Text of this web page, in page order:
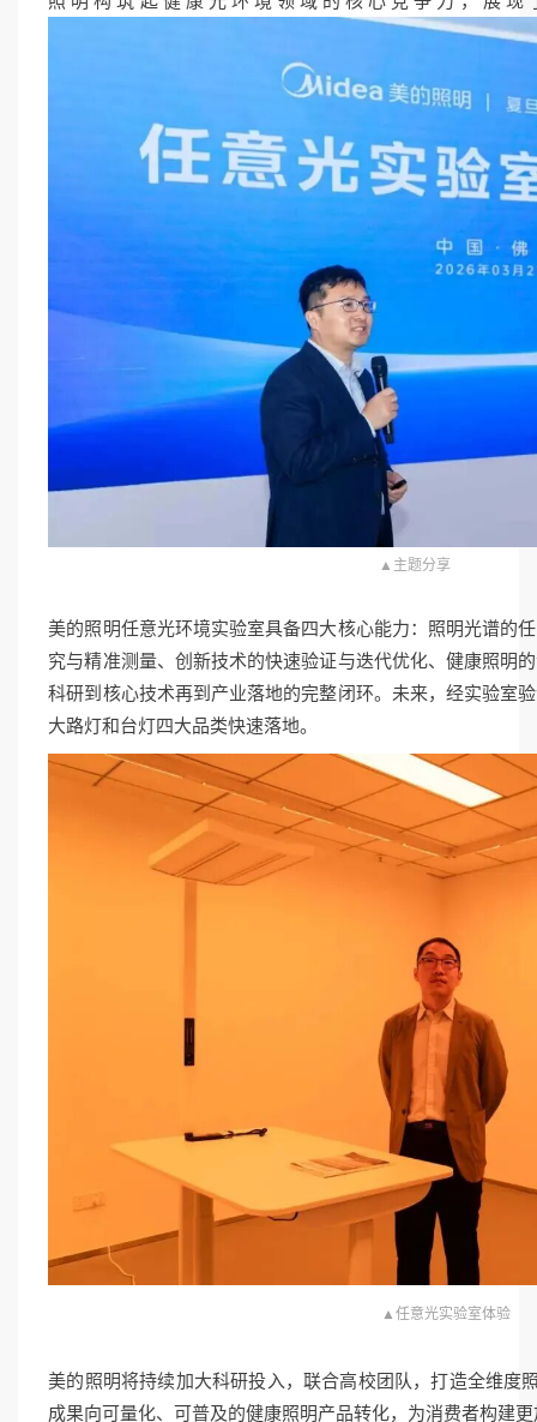
▲主题分享
美的照明任意光环境实验室具备四大核心能力：照明光谱的
究与精准测量、创新技术的快速验证与迭代优化、健康照明
科研到核心技术再到产业落地的完整闭环。未来，经实验室
大路灯和台灯四大品类快速落地。
▲任意光实验室体验
美的照明将持续加大科研投入，联合高校团队，打造全维度
成果向可量化、可普及的健康照明产品转化，为消费者构建